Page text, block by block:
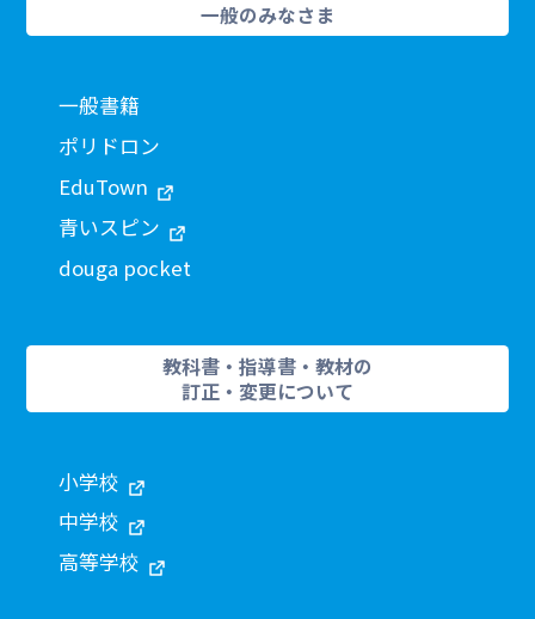
一般のみなさま
一般書籍
ポリドロン
EduTown
青いスピン
douga pocket
教科書・指導書・教材の
訂正・変更について
小学校
中学校
高等学校